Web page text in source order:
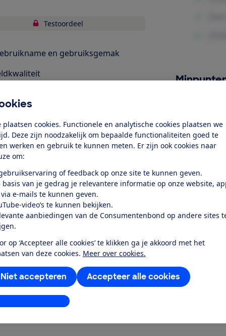
plaatsen cookies. Functionele en analytische cookies plaatsen we
Deze zijn noodzakelijk om bepaalde functionaliteiten goed te
werken en gebruik te kunnen meten. Er zijn ook cookies naar
om:
of feedback op onze site te kunnen geven.
basis van je gedrag je relevantere informatie op onze website,
e-mails te kunnen geven.
video’s te kunnen bekijken.
aanbiedingen van de Consumentenbond op andere sites
op ‘Accepteer alle cookies’ te klikken ga je akkoord met het
van deze cookies. Meer over cookies.
Accepteer alle cookies
Niet accepteren
aanpassen
Testoordeel
en gebruiksgemak
toegang tot deze test?
Word lid
dit product
door de Consumentenbond